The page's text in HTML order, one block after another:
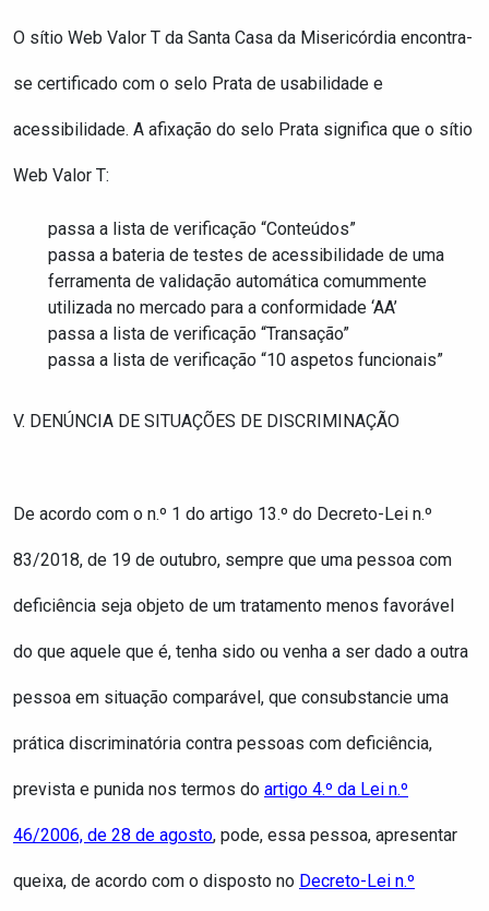
O sítio Web Valor T da Santa Casa da Misericórdia encontra-
se certificado com o selo Prata de usabilidade e
acessibilidade. A afixação do selo Prata significa que o sítio
Web Valor T:
passa a lista de verificação “Conteúdos”
passa a bateria de testes de acessibilidade de uma
ferramenta de validação automática comummente
utilizada no mercado para a conformidade ‘AA’
passa a lista de verificação “Transação”
passa a lista de verificação “10 aspetos funcionais”
V. DENÚNCIA DE SITUAÇÕES DE DISCRIMINAÇÃO
De acordo com o n.º 1 do artigo 13.º do Decreto-Lei n.º
83/2018, de 19 de outubro, sempre que uma pessoa com
deficiência seja objeto de um tratamento menos favorável
do que aquele que é, tenha sido ou venha a ser dado a outra
pessoa em situação comparável, que consubstancie uma
prática discriminatória contra pessoas com deficiência,
prevista e punida nos termos do artigo 4.º da Lei n.º
46/2006, de 28 de agosto, pode, essa pessoa, apresentar
queixa, de acordo com o disposto no Decreto-Lei n.º